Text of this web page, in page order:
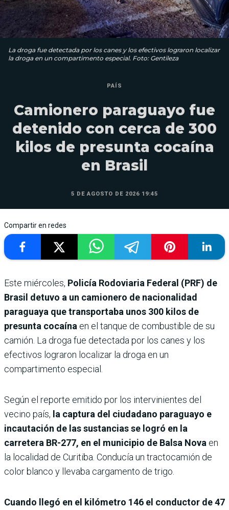
La droga fue detectada por los canes y los efectivos lograron localizar
la droga en un compartimento especial. Foto: Gentileza
PAÍS
Camionero paraguayo fue
detenido con cerca de 300
kilos de presunta cocaína
en Brasil
5 DE AGOSTO DE 2026 19:45
Compartir en redes
Este miércoles, Policía Rodoviaria Federal (PRF) de
Brasil detuvo a un camionero de nacionalidad
paraguaya que transportaba unos 300 kilos de
presunta cocaína en el tanque de combustible de su
camión. La droga fue detectada por los canes y los
efectivos lograron localizar la droga en un
compartimento especial.
Según el reporte emitido por los intervinientes del
vecino país, la captura del ciudadano paraguayo e
incautación de las sustancias se logró en la
carretera BR-277, en el municipio de Balsa Nova en
la localidad de Curitiba. Conducía un tractocamión de
color blanco y llevaba cargamento de trigo.
Cuando llegó en el kilómetro 146 el conductor de 47